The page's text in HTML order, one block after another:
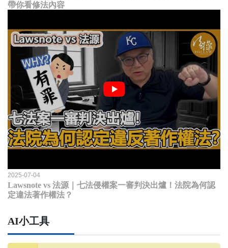
帶你看修法內容
2025-07-04
Lawsnote vs 法源｜七法侵權案一審判決出爐！法院為何認
定違法著作權法？
AI小工具